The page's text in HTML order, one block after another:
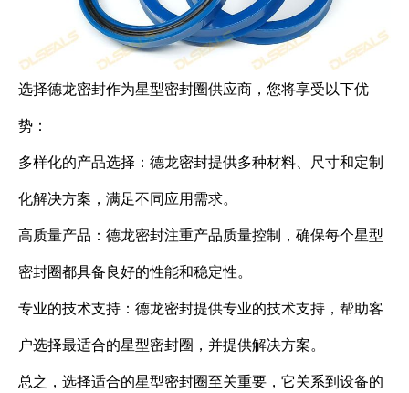
选择德龙密封作为星型密封圈供应商，您将享受以下优
势：
多样化的产品选择：德龙密封提供多种材料、尺寸和定制
化解决方案，满足不同应用需求。
高质量产品：德龙密封注重产品质量控制，确保每个星型
密封圈都具备良好的性能和稳定性。
专业的技术支持：德龙密封提供专业的技术支持，帮助客
户选择最适合的星型密封圈，并提供解决方案。
总之，选择适合的星型密封圈至关重要，它关系到设备的